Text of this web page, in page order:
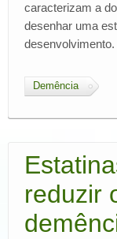
caracterizam a
desenhar uma
desenvolvimento.
Demência
reduzir